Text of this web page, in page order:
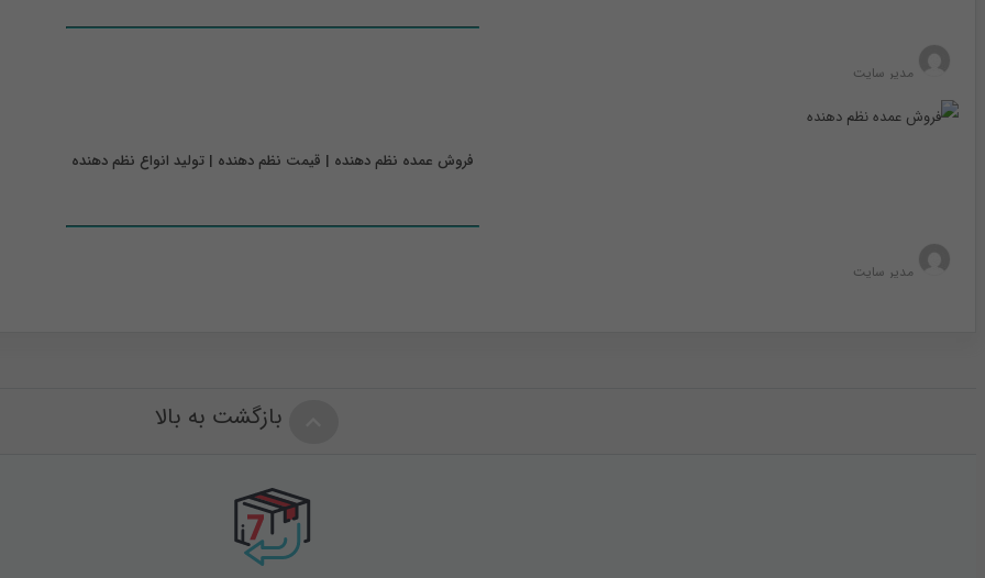
مدیر سایت
فروش عمده نظم دهنده | قیمت نظم دهنده | تولید انواع نظم دهنده
مدیر سایت
بازگشت به بالا